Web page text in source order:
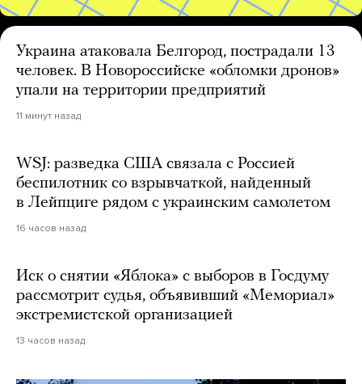
Украина атаковала Белгород, пострадали 13
человек. В Новороссийске «обломки дронов»
упали на территории предприятий
11 минут назад
WSJ: разведка США связала с Россией
беспилотник со взрывчаткой, найденный
в Лейпциге рядом с украинским самолетом
16 часов назад
Иск о снятии «Яблока» с выборов в Госдуму
рассмотрит судья, объявивший «Мемориал»
экстремистской организацией
13 часов назад